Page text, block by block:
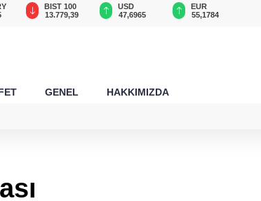
BIST 100
13.779,39
USD
47,6965
EUR
55,1784
GENEL HAKKIMIZDA